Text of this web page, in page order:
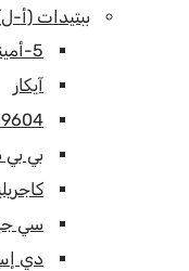
ببتيدات (أ-
5-أمينو
آيكار
بي بي
سي
دي